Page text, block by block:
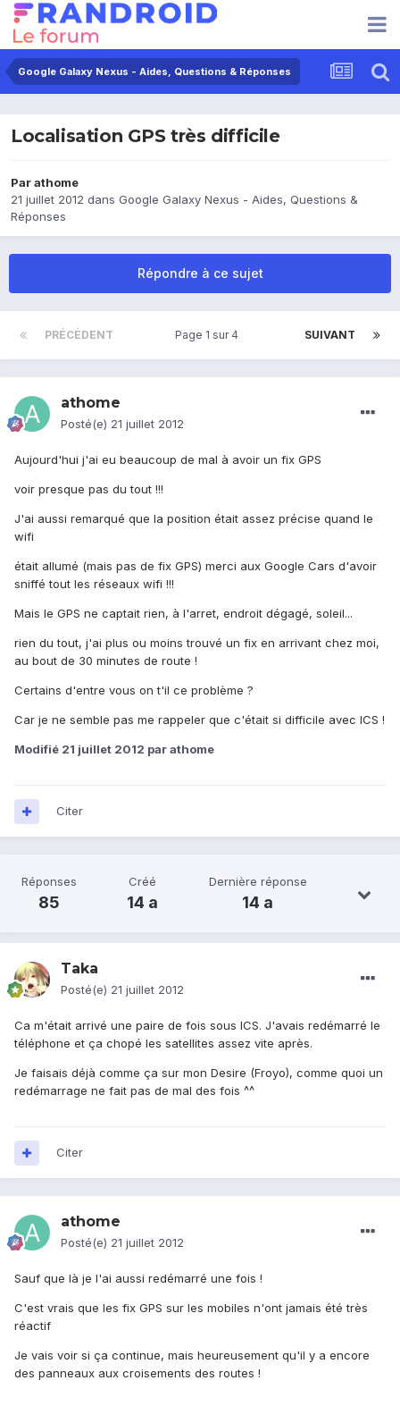
Google Galaxy Nexus - Aides, Questions & Réponses
Localisation GPS très difficile
Parathome
21 juillet 2012 dans Google Galaxy Nexus - Aides, Questions &
Réponses
Répondre à ce sujet
PRÉCÉDENT SUIVANT
Page 1 sur 4
athome
Posté(e) 21 juillet 2012
Aujourd'hui j'ai eu beaucoup de mal à avoir un fix GPS
voir presque pas du tout !!!
J'ai aussi remarqué que la position était assez précise quand le
wifi
était allumé (mais pas de fix GPS) merci aux Google Cars d'avoir
sniffé tout les réseaux wifi !!!
Mais le GPS ne captait rien, à l'arret, endroit dégagé, soleil...
rien du tout, j'ai plus ou moins trouvé un fix en arrivant chez moi,
au bout de 30 minutes de route !
Certains d'entre vous on t'il ce problème ?
Car je ne semble pas me rappeler que c'était si difficile avec ICS !
Modifié 21 juillet 2012 par athome
Citer
Réponses
85
Créé
14 a
Dernière réponse
14 a
Taka
Posté(e) 21 juillet 2012
Ca m'était arrivé une paire de fois sous ICS. J'avais redémarré le
téléphone et ça chopé les satellites assez vite après.
Je faisais déjà comme ça sur mon Desire (Froyo), comme quoi un
redémarrage ne fait pas de mal des fois ^^
Citer
athome
Posté(e) 21 juillet 2012
Sauf que là je l'ai aussi redémarré une fois !
C'est vrais que les fix GPS sur les mobiles n'ont jamais été très
réactif
Je vais voir si ça continue, mais heureusement qu'il y a encore
des panneaux aux croisements des routes !